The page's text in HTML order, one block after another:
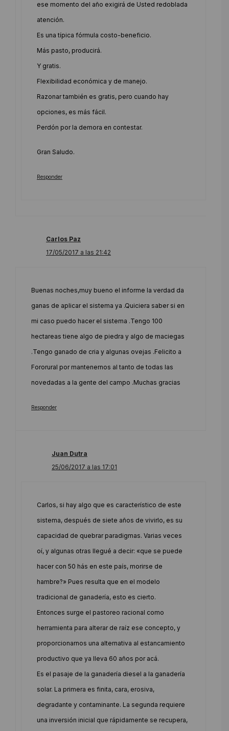
ese momento del año exigirá de Usted redoblada
atención.
Es una típica fórmula costo-beneficio.
Más pasto, producirá.
Y gratis.
Flexibilidad económica y de manejo.
Razonar también es gratis, pero cuando hay
opciones, es más fácil.
Perdón por la demora en contestar.
Gran Saludo.
Responder
Carlos Paz
17/05/2017 a las 21:42
Buenas noches,muy bueno el informe la verdad da
ganas de aplicar el sistema ya .Quiciera saber si en
mi caso puedo hacer el sistema .Tengo 100
hectareas tiene algo de piedra y algo de maciegas
.Tengo ganado de cria y algunas ovejas .Felicito a
Fororural por mantenernos al tanto de todas las
novedadas a la gente del campo .Muchas gracias
Responder
Juan Dutra
25/06/2017 a las 17:01
Carlos, si hay algo que es característico de este
sistema, después de siete años de vivirlo, es su
capacidad de quebrar paradigmas. Varias veces
oí, y algunas otras llegué a decir: «que se puede
hacer con 50 hás en este país, morirse de
hambre?» Pues resulta que en el modelo
tradicional de ganadería, esto es cierto.
Entonces surge el pastoreo racional como
herramienta para alterar de raíz ese concepto, y
proporcionarnos una alternativa al estancamiento
productivo que ya lleva 60 años por acá.
Es el pasaje de la ganadería diesel a la ganadería
solar. La primera es finita, cara, erosiva,
degradante y contaminante. La segunda requiere
una inversión inicial que rápidamente se recupera,